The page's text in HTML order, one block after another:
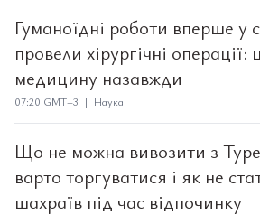
Гуманоїдні роботи вперше у
провели хірургічні
медицину назавжди
07:20 GMT+3 | Наука
Що не можна вивозити з
варто торгуватися і як не
шахраїв під час відпочинку